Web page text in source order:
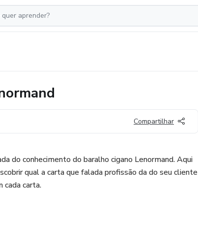
Compartilhar
do conhecimento do baralho cigano Lenormand. Aqui
qual a carta que falada profissão da do seu cliente
cada carta.